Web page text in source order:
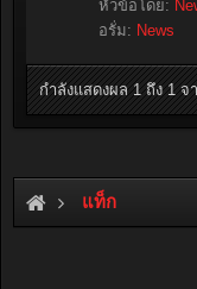
หัวข้อโดย:
อรั่ม: News
กำลังแสดงผล 1 ถึง 1
แท็ก